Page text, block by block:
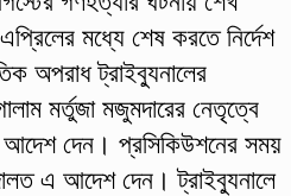
মধ্যে শেষ করতে নির্দেশ
অপরাধ ট্রাইব্যুনালের
মর্তুজা মজুমদারের নেতৃত্বে
আদেশ দেন। প্রসিকিউশনের সময়
এ আদেশ দেন। ট্রাইব্যুনালে